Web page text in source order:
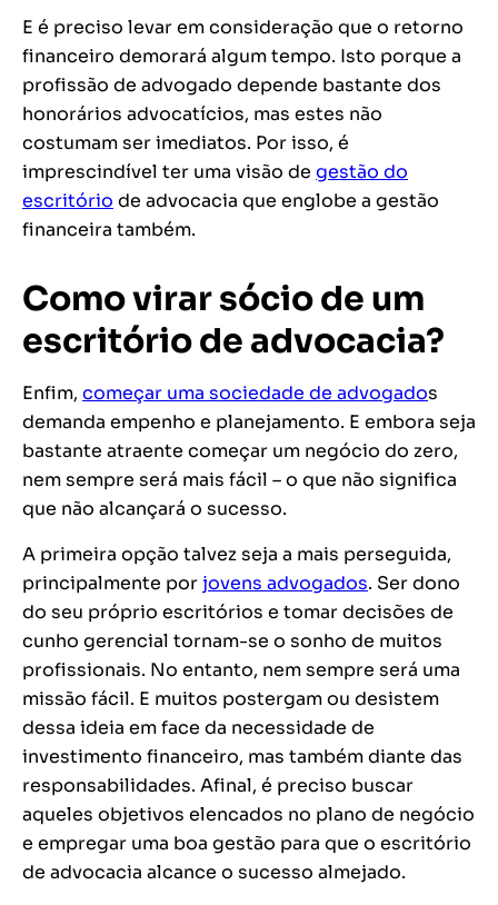
E é preciso levar em consideração que o retorno
financeiro demorará algum tempo. Isto porque a
profissão de advogado depende bastante dos
honorários advocatícios, mas estes não
costumam ser imediatos. Por isso, é
imprescindível ter uma visão de gestão do
escritório de advocacia que englobe a gestão
financeira também.
Como virar sócio de um
escritório de advocacia?
Enfim, começar uma sociedade de advogados
demanda empenho e planejamento. E embora seja
bastante atraente começar um negócio do zero,
nem sempre será mais fácil – o que não significa
que não alcançará o sucesso.
A primeira opção talvez seja a mais perseguida,
principalmente porjovens advogados. Ser dono
do seu próprio escritórios e tomar decisões de
cunho gerencial tornam-se o sonho de muitos
profissionais. No entanto, nem sempre será uma
missão fácil. E muitos postergam ou desistem
dessa ideia em face da necessidade de
investimento financeiro, mas também diante das
responsabilidades. Afinal, é preciso buscar
aqueles objetivos elencados no plano de negócio
e empregar uma boa gestão para que o escritório
de advocacia alcance o sucesso almejado.